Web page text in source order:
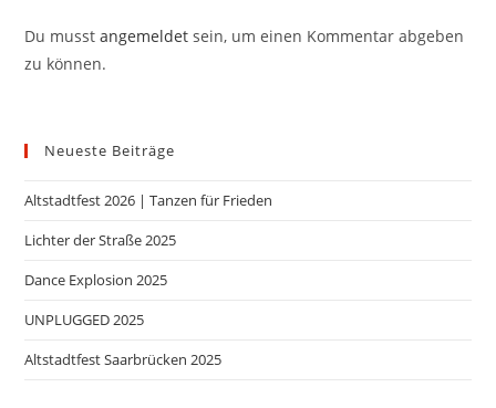
Du musstangemeldet sein, um einen Kommentar abgeben
zu können.
Neueste Beiträge
Altstadtfest 2026 | Tanzen für Frieden
Lichter der Straße 2025
Dance Explosion 2025
UNPLUGGED 2025
Altstadtfest Saarbrücken 2025